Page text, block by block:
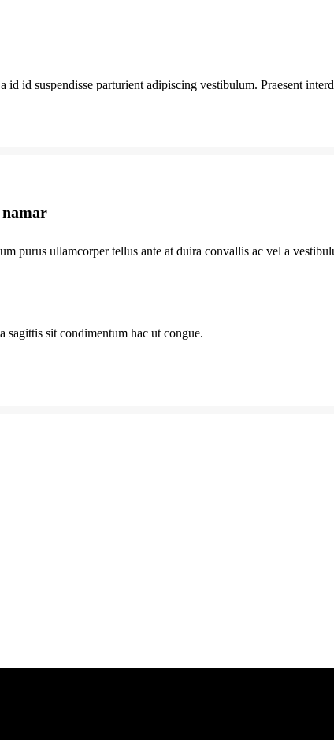
id id suspendisse parturient adipiscing vestibulum. Praesent
purus ullamcorper tellus ante at duira convallis ac vel a
sagittis sit condimentum hac ut congue.